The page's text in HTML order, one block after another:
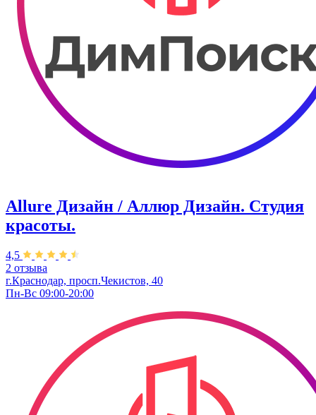
Allure Дизайн / Аллюр Дизайн. Студия
красоты.
4,5
2 отзыва
г.Краснодар, просп.Чекистов, 40
Пн-Вс 09:00-20:00